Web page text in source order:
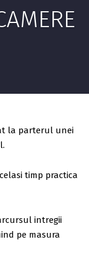
la parterul unei
timp practica
intregii
pe masura